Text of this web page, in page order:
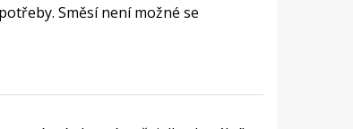
Směsí není možné se